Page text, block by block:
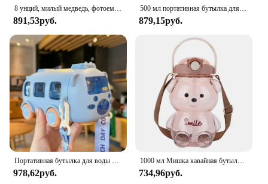
8 унций, милый медведь, фотоемкость для младенцев с 8 гибкими трубочками, инструменты для очистки, терапевтические пластмассовые Бутылочки для обучения речи
891,53руб.
500 мл портативная бутылка для воды с милым медведем и плечевым ремнем, детская автомобильная соломенная чашка для воды в форме автобуса, детская бутылка для воды, чашка для питья
879,15руб.
Портативная бутылка для воды с милым медведем, 500 мл
978,62руб.
1000 мл Мишка кавайная бутылка для воды с соломинкой большая емкость детская бутылка для воды чашка для питья летний спортивный чайник для воды на открытом воздухе
734,96руб.